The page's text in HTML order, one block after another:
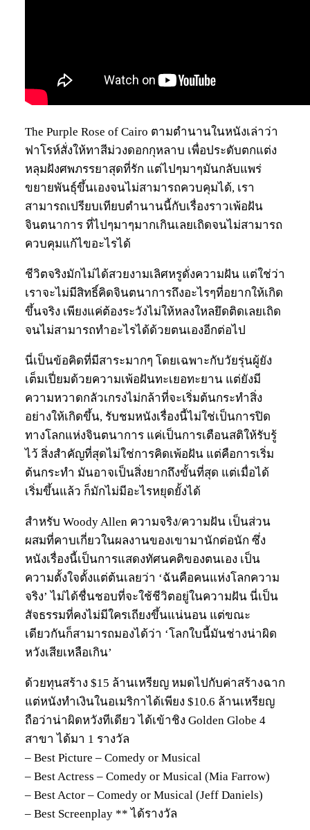
The Purple Rose of Cairo ตามตำนานในหนังเล่าว่า
ฟาโรห์สั่งให้ทาสีม่วงดอกกุหลาบ เพื่อประดับตกแต่ง
หลุมฝังศพภรรยาสุดที่รัก แต่ไปๆมาๆมันกลับแพร่
ขยายพันธุ์ขึ้นเองจนไม่สามารถควบคุมได้, เรา
สามารถเปรียบเทียบตำนานนี้กับเรื่องราวเพ้อฝัน
จินตนาการ ที่ไปๆมาๆมากเกินเลยเถิดจนไม่สามารถ
ควบคุมแก้ไขอะไรได้
ชีวิตจริงมักไม่ได้สวยงามเลิศหรูดั่งความฝัน แต่ใช่ว่า
เราจะไม่มีสิทธิ์คิดจินตนาการถึงอะไรๆที่อยากให้เกิด
ขึ้นจริง เพียงแค่ต้องระวังไม่ให้หลงใหลยึดติดเลยเถิด
จนไม่สามารถทำอะไรได้ด้วยตนเองอีกต่อไป
นี่เป็นข้อคิดที่มีสาระมากๆ โดยเฉพาะกับวัยรุ่นผู้ยัง
เต็มเปี่ยมด้วยความเพ้อฝันทะเยอทะยาน แต่ยังมี
ความหวาดกลัวเกรงไม่กล้าที่จะเริ่มต้นกระทำสิ่ง
อย่างให้เกิดขึ้น, รับชมหนังเรื่องนี้ไม่ใช่เป็นการปิด
ทางโลกแห่งจินตนาการ แค่เป็นการเตือนสติให้รับรู้
ไว้ สิ่งสำคัญที่สุดไม่ใช่การคิดเพ้อฝัน แต่คือการเริ่ม
ต้นกระทำ มันอาจเป็นสิ่งยากถึงขั้นที่สุด แต่เมื่อได้
เริ่มขึ้นแล้ว ก็มักไม่มีอะไรหยุดยั้งได้
สำหรับ Woody Allen ความจริง/ความฝัน เป็นส่วน
ผสมที่คาบเกี่ยวในผลงานของเขามานักต่อนัก ซึ่ง
หนังเรื่องนี้เป็นการแสดงทัศนคติของตนเอง เป็น
ความตั้งใจตั้งแต่ต้นเลยว่า ‘ฉันคือคนแห่งโลกความ
จริง’ ไม่ได้ชื่นชอบที่จะใช้ชีวิตอยู่ในความฝัน นี่เป็น
สัจธรรมที่คงไม่มีใครเถียงขึ้นแน่นอน แต่ขณะ
เดียวกันก็สามารถมองได้ว่า ‘โลกใบนี้มันช่างน่าผิด
หวังเสียเหลือเกิน’
ด้วยทุนสร้าง $15 ล้านเหรียญ หมดไปกับค่าสร้างฉาก
แต่หนังทำเงินในอเมริกาได้เพียง $10.6 ล้านเหรียญ
ถือว่าน่าผิดหวังทีเดียว ได้เข้าชิง Golden Globe 4
สาขา ได้มา 1 รางวัล
– Best Picture – Comedy or Musical
– Best Actress – Comedy or Musical (Mia Farrow)
– Best Actor – Comedy or Musical (Jeff Daniels)
– Best Screenplay ** ได้รางวัล